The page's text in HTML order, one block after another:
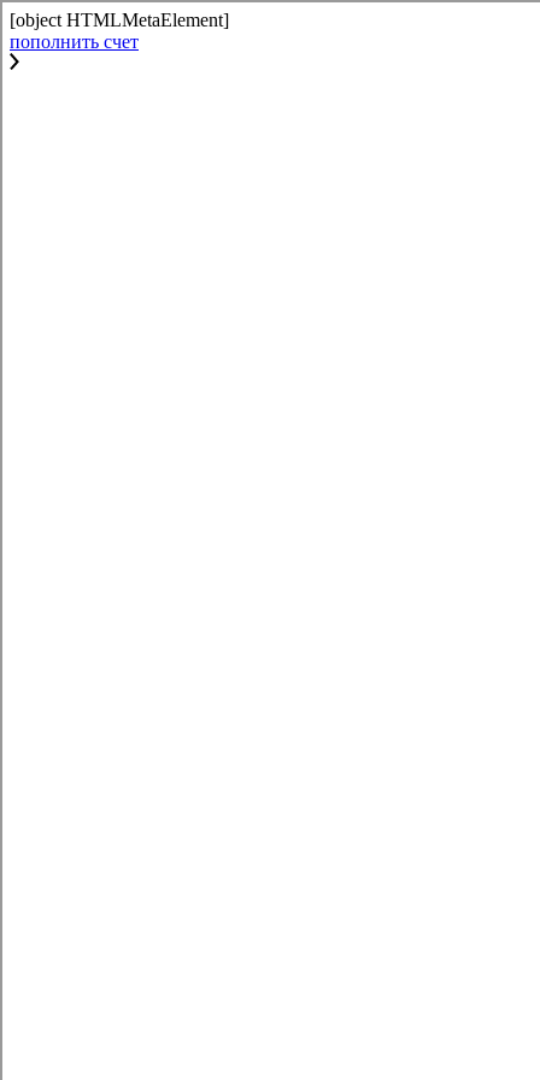
[object HTMLMetaElement]
пополнить счет